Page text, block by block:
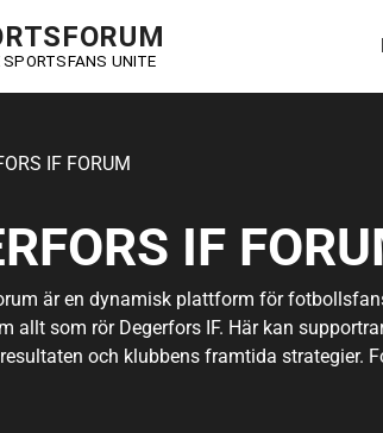
IF FORUM
IF
är en dynamisk plattform för
allt som rör Degerfors IF. Här kan
och klubbens framtida strategier.
finns det enkla steg att följa för att